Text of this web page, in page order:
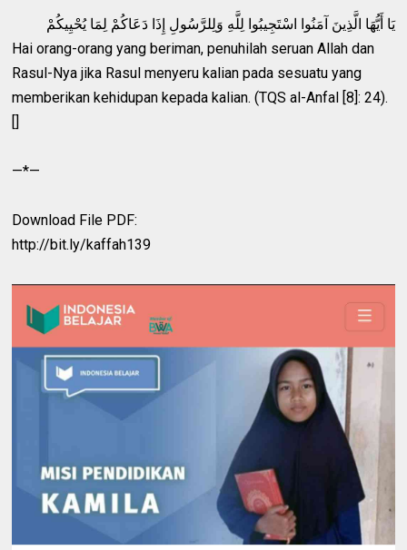
يَا أَيُّهَا الَّذِينَ آمَنُوا اسْتَجِيبُوا لِلَّهِ وَلِلرَّسُولِ إِذَا دَعَاكُمْ لِمَا يُحْيِيكُمْ
Hai orang-orang yang beriman, penuhilah seruan Allah dan
Rasul-Nya jika Rasul menyeru kalian pada sesuatu yang
memberikan kehidupan kepada kalian. (TQS al-Anfal [8]: 24).
[]
—*—
Download File PDF:
http://bit.ly/kaffah139